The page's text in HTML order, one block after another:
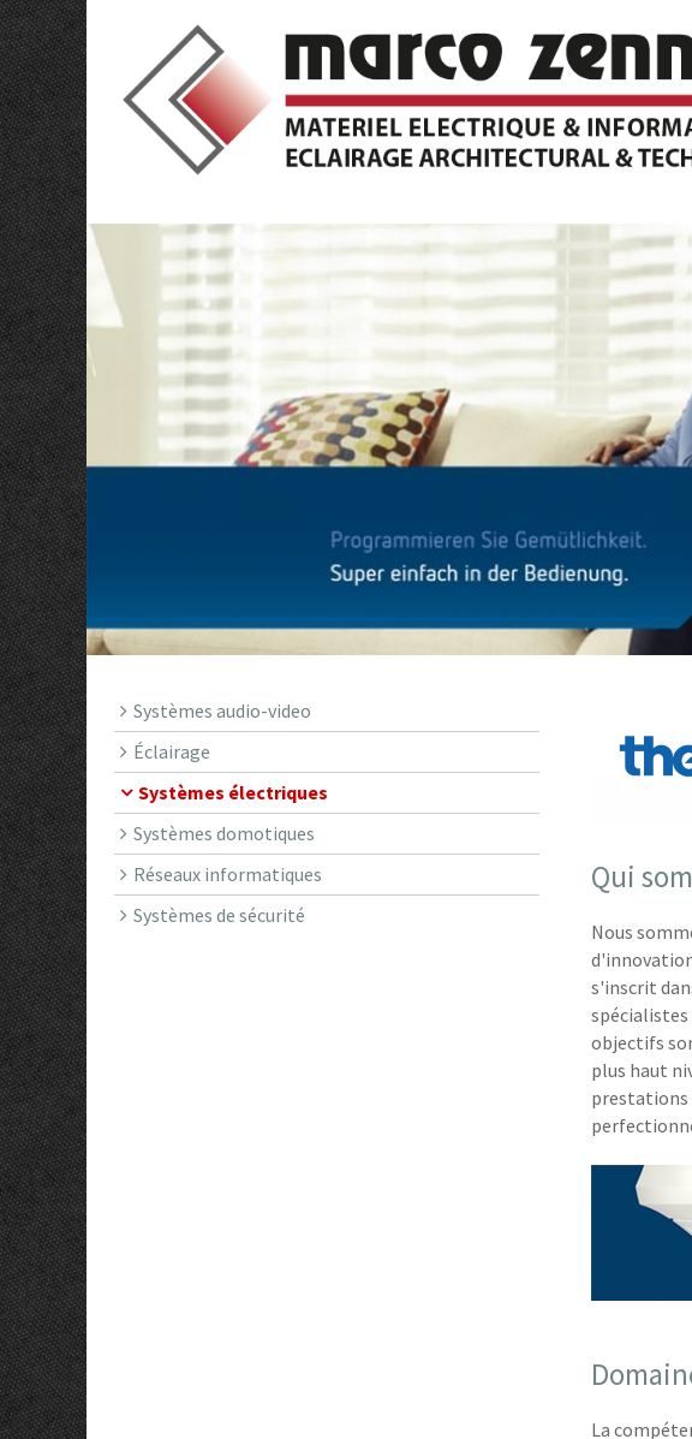
Systèmes audio-video
Éclairage
Systèmes électriques
Systèmes domotiques
Réseaux informatiques
Systèmes de sécurité
Qui
Nous
s'inscrit
objectifs
plus haut
prestations
La